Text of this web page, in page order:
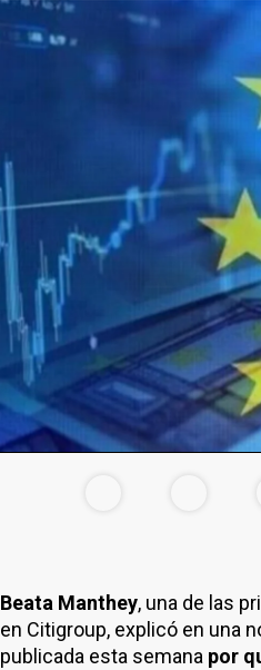
Beata Manthey, una de las
en Citigroup, explicó en una
publicada esta semana por